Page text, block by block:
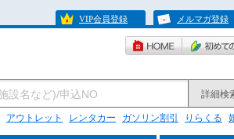
VIP会員登録 メルマガ登録
詳細検
アウトレット レンタカー ガソリン割引 りらくる